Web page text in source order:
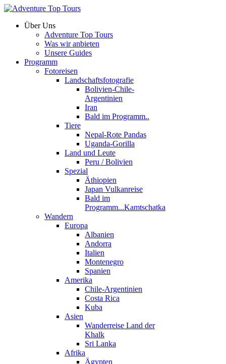
Über Uns
Adventure Top Tours
Was wir anbieten
Unsere Guides
Programm
Fotoreisen
Landschaftsfotografie
Bolivien-Chile-
Argentinien
Iran
Bald im Programm..
Tiere
Nepal-Rote Pandas
Uganda-Gorilla
Land und Leute
Peru / Bolivien
Spezial
Äthiopien
Japan Vulkanreise
Bald im
Programm...Kamtschatka
Wandern
Europa
Albanien
Andorra
Italien
Montenegro
Spanien
Amerika
Chile-Argentinien
Costa Rica
Kuba
Asien
Wanderreise Land der
Khalk
Sri Lanka
Afrika
Ägypten